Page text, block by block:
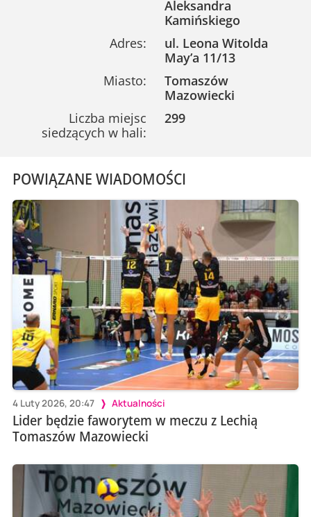
Aleksandra
Kamińskiego
Adres:
ul. Leona Witolda
May’a 11/13
Miasto:
Tomaszów
Mazowiecki
Liczba miejsc
siedzących w hali:
299
POWIĄZANE WIADOMOŚCI
4 Luty 2026, 20:47 Aktualności
Lider będzie faworytem w meczu z Lechią
Tomaszów Mazowiecki